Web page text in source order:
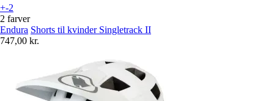
+-2
2 farver
Endura Shorts til kvinder Singletrack II
747,00 kr.